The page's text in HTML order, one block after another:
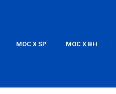
MOC X SP MOC X BH